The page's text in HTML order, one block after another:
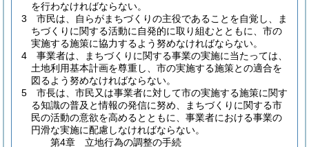
を行わなければならない。
3
市民は、自らがまちづくりの主役であることを自覚し、ま
ちづくりに関する活動に自発的に取り組むとともに、市の
実施する施策に協力するよう努めなければならない。
4
事業者は、まちづくりに関する事業の実施に当たっては、
土地利用基本計画を尊重し、市の実施する施策との適合を
図るよう努めなければならない。
5
市長は、市民又は事業者に対して市の実施する施策に関す
る知識の普及と情報の発信に努め、まちづくりに関する市
民の活動の意欲を高めるとともに、事業者における事業の
円滑な実施に配慮しなければならない。
第4章
立地行為の調整の手続